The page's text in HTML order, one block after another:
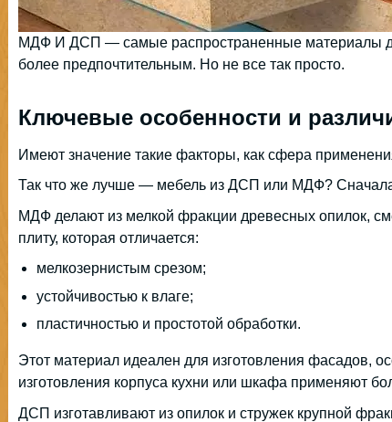
МДФ И ДСП — самые распространенные материалы
более предпочтительным. Но не все так просто.
Ключевые особенности и
Имеют значение такие факторы, как сфера
Так что же лучше — мебель из ДСП или МДФ? Сначала
МДФ делают из мелкой фракции древесных опилок,
плиту, которая отличается:
мелкозернистым срезом;
устойчивостью к влаге;
пластичностью и простотой обработки.
Этот материал идеален для изготовления фасадов,
изготовления корпуса кухни или шкафа применяют
ДСП изготавливают из опилок и стружек крупной